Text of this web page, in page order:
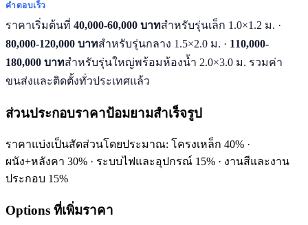
คำตอบเร็ว
ราคาเริ่มต้นที่ 40,000-60,000 บาทสำหรับรุ่นเล็ก 1.0×1.2 ม. ·
80,000-120,000 บาทสำหรับรุ่นกลาง 1.5×2.0 ม. · 110,000-
180,000 บาทสำหรับรุ่นใหญ่พร้อมห้องน้ำ 2.0×3.0 ม. รวมค่า
ขนส่งและติดตั้งทั่วประเทศแล้ว
ส่วนประกอบราคาป้อมยามสำเร็จรูป
ราคาแบ่งเป็นสัดส่วนโดยประมาณ: โครงเหล็ก 40% ·
ผนัง+หลังคา 30% · ระบบไฟและอุปกรณ์ 15% · งานสีและงาน
ประกอบ 15%
Options ที่เพิ่มราคา